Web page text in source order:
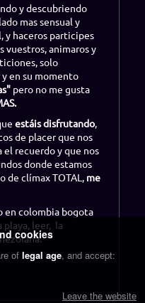
cookies
of legal age, and accept:
Leave the website
y descubriendo
mas sensual y
y haceros participes
animaros y
solo
en su momento
pero no me gusta
estáis disfrutando
de placer que nos
el recuerdo y que nos
donde estamos
de clímax TOTAL, me
en colombia bogota
playa, leer, la